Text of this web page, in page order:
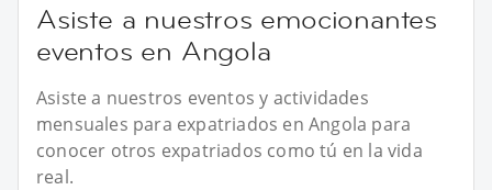
Asiste a nuestros emocionantes
eventos en Angola
Asiste a nuestros eventos y actividades
mensuales para expatriados en Angola para
conocer otros expatriados como tú en la vida
real.